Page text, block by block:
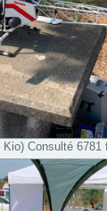
Kio) Consulté 6781